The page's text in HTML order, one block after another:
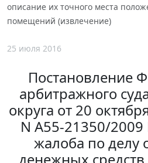
описание их точного места
помещений (извлечение)
25 июля 2016
Постановление
арбитражного
округа от 20
N А55-21350/2009
жалоба по делу